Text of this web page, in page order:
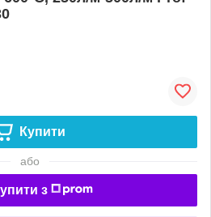
Купити
або
з